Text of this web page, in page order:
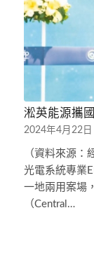
淞英能源攜
2024年4月22日
（資料來源
光電系統專業
一地兩用案場
（Central…